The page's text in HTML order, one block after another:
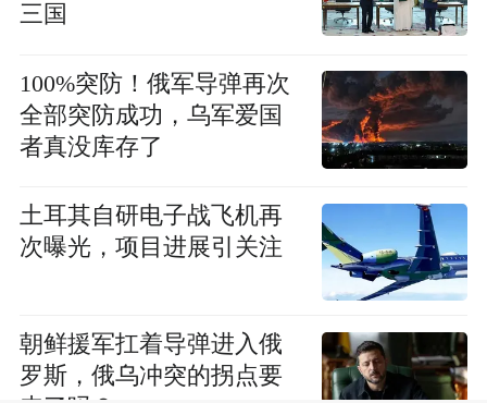
三国
100%突防！俄军导弹再次
全部突防成功，乌军爱国
者真没库存了
土耳其自研电子战飞机再
次曝光，项目进展引关注
朝鲜援军扛着导弹进入俄
罗斯，俄乌冲突的拐点要